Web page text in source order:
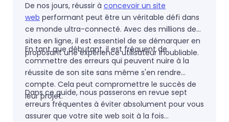
De nos jours, réussir à concevoir un site
web performant peut être un véritable défi dans
ce monde ultra-connecté. Avec des millions de
sites en ligne, il est essentiel de se démarquer en
proposant une expérience utilisateur inoubliable.
En tant que débutant, il est fréquent de
commettre des erreurs qui peuvent nuire à la
réussite de son site sans même s'en rendre
compte. Cela peut compromettre le succès de
leur projet.
Dans ce guide, nous passerons en revue sept
erreurs fréquentes à éviter absolument pour vous
assurer que votre site web soit à la fois